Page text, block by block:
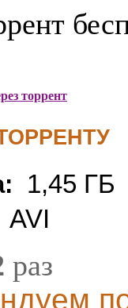
торрент
1,45 ГБ
AVI
раз